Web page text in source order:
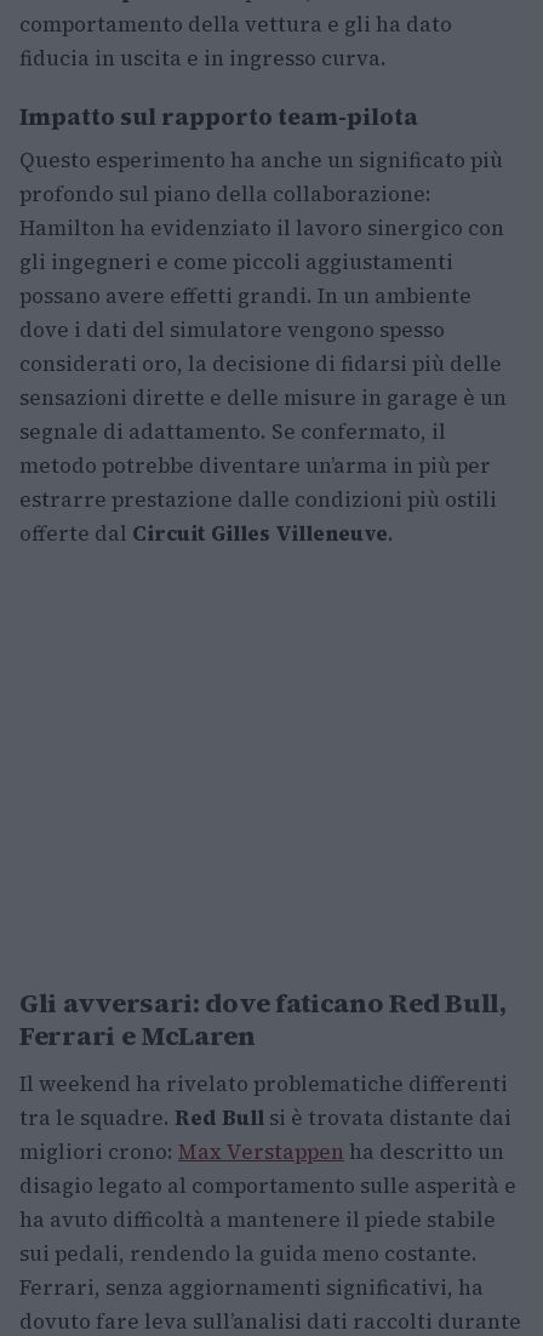
comportamento della vettura e gli ha dato
fiducia in uscita e in ingresso curva.
Impatto sul rapporto team-pilota
Questo esperimento ha anche un significato più
profondo sul piano della collaborazione:
Hamilton ha evidenziato il lavoro sinergico con
gli ingegneri e come piccoli aggiustamenti
possano avere effetti grandi. In un ambiente
dove i dati del simulatore vengono spesso
considerati oro, la decisione di fidarsi più delle
sensazioni dirette e delle misure in garage è un
segnale di adattamento. Se confermato, il
metodo potrebbe diventare un’arma in più per
estrarre prestazione dalle condizioni più ostili
offerte dal Circuit Gilles Villeneuve.
Gli avversari: dove faticano Red Bull,
Ferrari e McLaren
Il weekend ha rivelato problematiche differenti
tra le squadre. Red Bull si è trovata distante dai
migliori crono: Max Verstappen ha descritto un
disagio legato al comportamento sulle asperità e
ha avuto difficoltà a mantenere il piede stabile
sui pedali, rendendo la guida meno costante.
Ferrari, senza aggiornamenti significativi, ha
dovuto fare leva sull’analisi dati raccolti durante